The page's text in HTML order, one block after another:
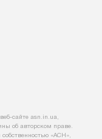
сайте asn.in.ua,
об авторском праве.
«АСН»,